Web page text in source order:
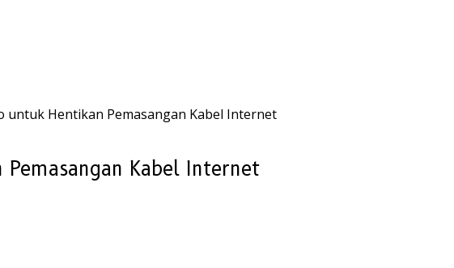
untuk Hentikan Pemasangan Kabel Internet
Pemasangan Kabel Internet